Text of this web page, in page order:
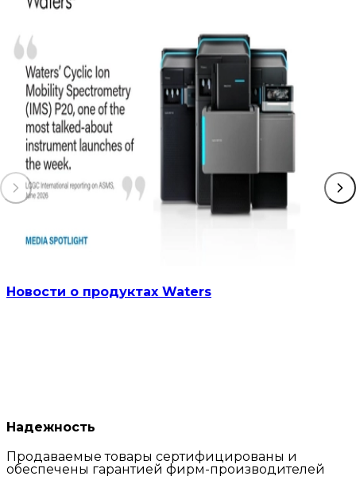
Новости о продуктах Waters
Надежность
Продаваемые товары сертифицированы и
обеспечены гарантией фирм-производителей